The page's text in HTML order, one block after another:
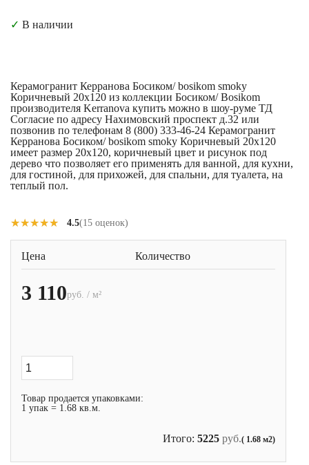
✓ В наличии
Керамогранит Керранова Босиком/ bosikom smoky
Коричневый 20x120 из коллекции Босиком/ Bosikom
производителя Kerranova купить можно в шоу-руме ТД
Согласие по адресу Нахимовский проспект д.32 или
позвонив по телефонам 8 (800) 333-46-24 Керамогранит
Керранова Босиком/ bosikom smoky Коричневый 20x120
имеет размер 20x120, коричневый цвет и рисунок под
дерево что позволяет его применять для ванной, для кухни,
для гостиной, для прихожей, для спальни, для туалета, на
теплый пол.
★★★★★
★★★★★ 4.5(15 оценок)
Цена Количество
3 110руб. / м²
Товар продается упаковками:
1 упак = 1.68 кв.м.
Итого: 5225 руб.( 1.68 м2)